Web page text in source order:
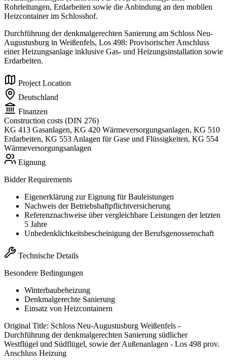
Rohrleitungen, Erdarbeiten sowie die Anbindung an den mobilen
Heizcontainer im Schlosshof.
Durchführung der denkmalgerechten Sanierung am Schloss Neu-
Augustusburg in Weißenfels, Los 498: Provisorischer Anschluss
einer Heizungsanlage inklusive Gas- und Heizungsinstallation sowie
Erdarbeiten.
Project Location
Deutschland
Finanzen
Construction costs (DIN 276)
KG 413 Gasanlagen, KG 420 Wärmeversorgungsanlagen, KG 510
Erdarbeiten, KG 553 Anlagen für Gase und Flüssigkeiten, KG 554
Wärmeversorgungsanlagen
Eignung
Bidder Requirements
Eigenerklärung zur Eignung für Bauleistungen
Nachweis der Betriebshaftpflichtversicherung
Referenznachweise über vergleichbare Leistungen der letzten
5 Jahre
Unbedenklichkeitsbescheinigung der Berufsgenossenschaft
Technische Details
Besondere Bedingungen
Winterbaubeheizung
Denkmalgerechte Sanierung
Einsatz von Heizcontainern
Original Title: Schloss Neu-Augustusburg Weißenfels -
Durchführung der denkmalgerechten Sanierung südlicher
Westflügel und Südflügel, sowie der Außenanlagen - Los 498 prov.
Anschluss Heizung